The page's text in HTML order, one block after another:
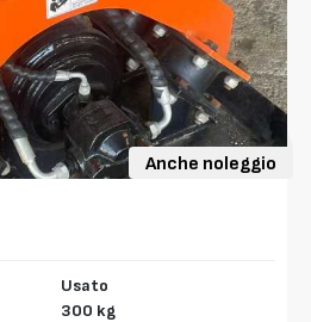
Anche noleggio
Usato
300 kg